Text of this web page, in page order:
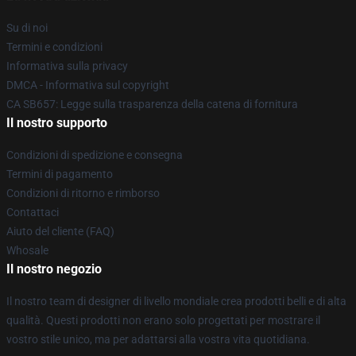
Su di noi
Termini e condizioni
Informativa sulla privacy
DMCA - Informativa sul copyright
CA SB657: Legge sulla trasparenza della catena di fornitura
Il nostro supporto
Condizioni di spedizione e consegna
Termini di pagamento
Condizioni di ritorno e rimborso
Contattaci
Aiuto del cliente (FAQ)
Whosale
Il nostro negozio
Il nostro team di designer di livello mondiale crea prodotti belli e di alta
qualità. Questi prodotti non erano solo progettati per mostrare il
vostro stile unico, ma per adattarsi alla vostra vita quotidiana.